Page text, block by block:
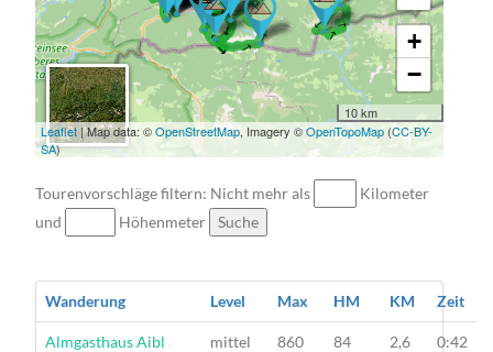
→ → → → → → →
→ → → → → → →
→ → → → →
→
→
+
−
10 km
Leaflet| Map data: ©OpenStreetMap, Imagery ©OpenTopoMap(CC-BY-
SA)
Tourenvorschläge filtern: Nicht mehr als
Kilometer
und
Höhenmeter Suche
Wanderung Level Max HM KM Zeit
Wanderung
Almgasthaus Aibl
mittel 860 84 2,6 0:42